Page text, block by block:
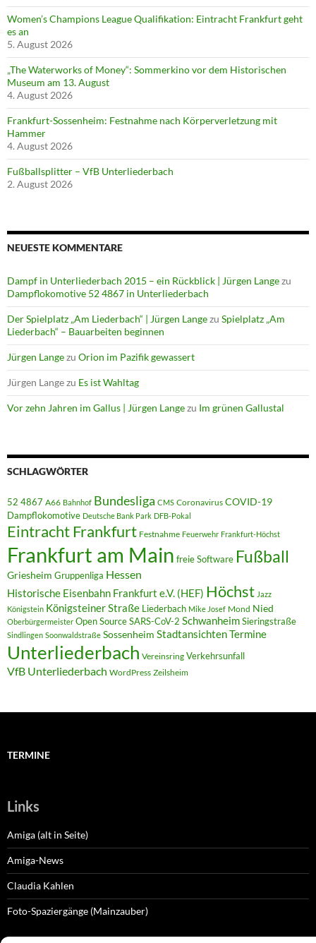
Women’s Champions League Qualifikation: Eintracht Frankfurt geht
es an
5. August 2026
„The Waterworks of Money“: Sommerkino vor dem Historischen
Museum am 13. August
4. August 2026
Frankfurt-Sossenheim: Festnahme nach Körperverletzung mit
Hammer
4. August 2026
Fußballsplitter – VfB Unterliederbach
2. August 2026
NEUESTE KOMMENTARE
Dampf in Unterliederbach 2015 – ein Rückblick | Jürgen Langezu
Dampflokomotive 52 4867 in Unterliederbach
Der Spielplatz „Am Liederbach“ | Jürgen Langezu Spielplatz „Am
Liederbach“ – Bauarbeiten beginnen
Jürgen Langezu Orion im Pazifik gewassert
Jürgen Langezu Es ist Wahltag
Vor zehn Jahren im Gallus | Jürgen Langezu Im grünen Gallustal
SCHLAGWÖRTER
52 4867 A66 Bahnhof Bundesliga CMS Coronavirus COVID-19
Dampflokomotive Deutsche Bank Park DFB-Pokal
Eintracht Frankfurt Festnahme Feuerwehr Frankfurt-Höchst
Frankfurt am Main freie Software Fußball
Griesheim Gruppenliga Hessen
Historische Eisenbahn Frankfurt e.V. (HEF) Höchst Jazz
Königstein Königsteiner Straße Liederbach Mike Josef Mond Nied
Oberbürgermeister Open SourceSARS-CoV-2 SchwanheimSieringstraße
Sindlingen Soonwaldstraße Sossenheim StadtansichtenTermine
Unterliederbach Vereinsring Verkehrsunfall
VfB Unterliederbach WordPress Zeilsheim
TERMINE
Links
Amiga (alt in Seite)
Amiga-News
Claudia Kahlen
Foto-Spaziergänge (Mainzauber)